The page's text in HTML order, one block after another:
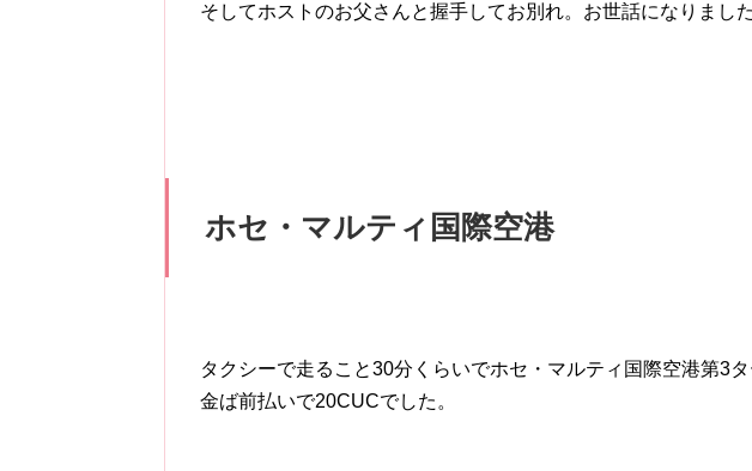
そしてホストのお父さんと握手してお別れ。お世話になりました
ホセ・マルティ国際空港
タクシーで走ること30分くらいでホセ・マルティ国際空港第3
金ば前払いで20CUCでした。